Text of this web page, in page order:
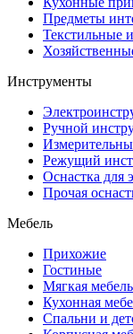
Предметы
Текстильные
Инструменты
Ручной
Режущий
Оснастка для
Прочая
Мебель
Прихожие
Гостиные
Мягкая мебель
Кухонная
Спальни и